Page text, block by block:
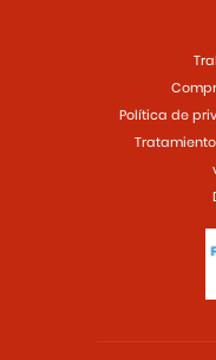
Política de